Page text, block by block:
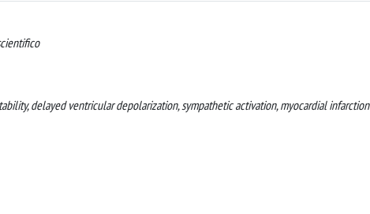
delayed ventricular depolarization, sympathetic activation, myocardial infarction